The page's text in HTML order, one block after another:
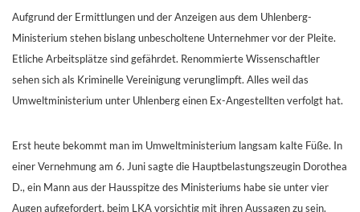
Aufgrund der Ermittlungen und der Anzeigen aus dem Uhlenberg-
Ministerium stehen bislang unbescholtene Unternehmer vor der Pleite.
Etliche Arbeitsplätze sind gefährdet. Renommierte Wissenschaftler
sehen sich als Kriminelle Vereinigung verunglimpft. Alles weil das
Umweltministerium unter Uhlenberg einen Ex-Angestellten verfolgt hat.
Erst heute bekommt man im Umweltministerium langsam kalte Füße. In
einer Vernehmung am 6. Juni sagte die Hauptbelastungszeugin Dorothea
D., ein Mann aus der Hausspitze des Ministeriums habe sie unter vier
Augen aufgefordert, beim LKA vorsichtig mit ihren Aussagen zu sein.